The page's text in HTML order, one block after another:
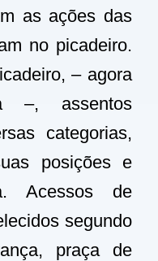
as ações das
no picadeiro.
– agora
–, assentos
categorias,
posições e
Acessos de
segundo
praça de